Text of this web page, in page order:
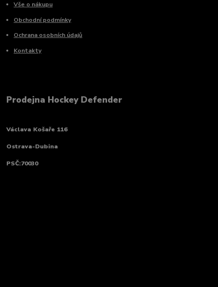
Vše o nákupu
Obchodní podmínky
Ochrana osobních údajů
Kontakty
Prodejna Hockey Defender
Václava Košaře 116
Ostrava-Dubina
PSČ:70030